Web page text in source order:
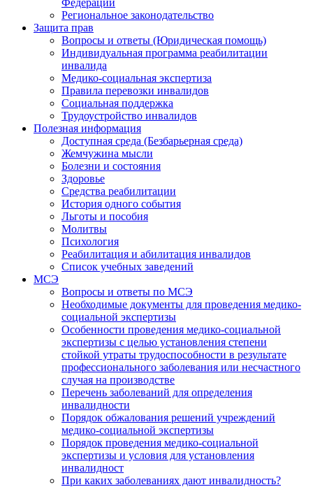
Региональное законодательство
Защита прав
Вопросы и ответы (Юридическая помощь)
Индивидуальная программа реабилитации
инвалида
Медико-социальная экспертиза
Правила перевозки инвалидов
Социальная поддержка
Трудоустройство инвалидов
Полезная информация
Доступная среда (Безбарьерная среда)
Жемчужина мысли
Болезни и состояния
Здоровье
Средства реабилитации
История одного события
Льготы и пособия
Молитвы
Психология
Реабилитация и абилитация инвалидов
Список учебных заведений
МСЭ
Вопросы и ответы по МСЭ
Необходимые документы для проведения медико-
социальной экспертизы
Особенности проведения медико-социальной
экспертизы с целью установления степени
стойкой утраты трудоспособности в результате
профессионального заболевания или несчастного
случая на производстве
Перечень заболеваний для определения
инвалидности
Порядок обжалования решений учреждений
медико-социальной экспертизы
Порядок проведения медико-социальной
экспертизы и условия для установления
инвалидност
При каких заболеваниях дают инвалидность?